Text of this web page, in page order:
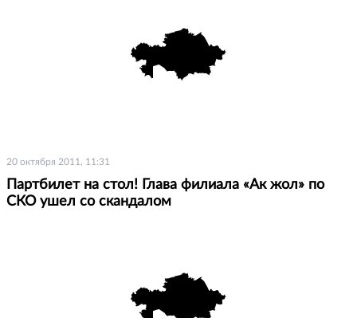
20 октября 2011, 11:31
Партбилет на стол! Глава филиала «Ак жол» по
СКО ушел со скандалом